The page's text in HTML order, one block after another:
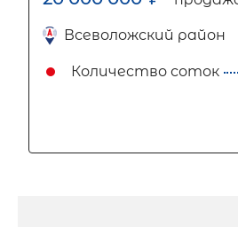
Всеволожский район
Количество соток